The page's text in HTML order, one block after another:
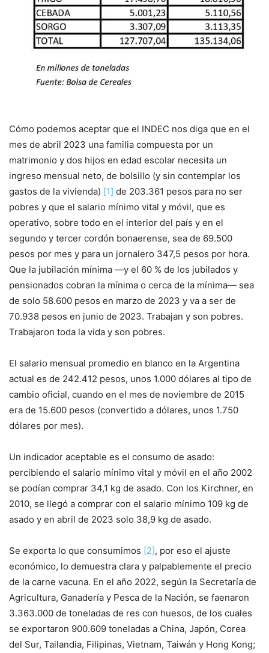
Cómo podemos aceptar que el INDEC nos diga que en el
mes de abril 2023 una familia compuesta por un
matrimonio y dos hijos en edad escolar necesita un
ingreso mensual neto, de bolsillo (y sin contemplar los
gastos de la vivienda) [1] de 203.361 pesos para no ser
pobres y que el salario mínimo vital y móvil, que es
operativo, sobre todo en el interior del país y en el
segundo y tercer cordón bonaerense, sea de 69.500
pesos por mes y para un jornalero 347,5 pesos por hora.
Que la jubilación mínima —y el 60 % de los jubilados y
pensionados cobran la mínima o cerca de la mínima— sea
de solo 58.600 pesos en marzo de 2023 y va a ser de
70.938 pesos en junio de 2023. Trabajan y son pobres.
Trabajaron toda la vida y son pobres.
El salario mensual promedio en blanco en la Argentina
actual es de 242.412 pesos, unos 1.000 dólares al tipo de
cambio oficial, cuando en el mes de noviembre de 2015
era de 15.600 pesos (convertido a dólares, unos 1.750
dólares por mes).
Un indicador aceptable es el consumo de asado:
percibiendo el salario mínimo vital y móvil en el año 2002
se podían comprar 34,1 kg de asado. Con los Kirchner, en
2010, se llegó a comprar con el salario mínimo 109 kg de
asado y en abril de 2023 solo 38,9 kg de asado.
Se exporta lo que consumimos [2], por eso el ajuste
económico, lo demuestra clara y palpablemente el precio
de la carne vacuna. En el año 2022, según la Secretaría de
Agricultura, Ganadería y Pesca de la Nación, se faenaron
3.363.000 de toneladas de res con huesos, de los cuales
se exportaron 900.609 toneladas a China, Japón, Corea
del Sur, Tailandia, Filipinas, Vietnam, Taiwán y Hong Kong;